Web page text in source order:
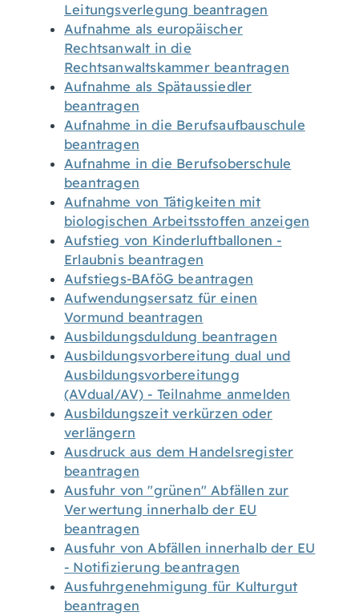
Leitungsverlegung beantragen
Aufnahme als europäischer
Rechtsanwalt in die
Rechtsanwaltskammer beantragen
Aufnahme als Spätaussiedler
beantragen
Aufnahme in die Berufsaufbauschule
beantragen
Aufnahme in die Berufsoberschule
beantragen
Aufnahme von Tätigkeiten mit
biologischen Arbeitsstoffen anzeigen
Aufstieg von Kinderluftballonen -
Erlaubnis beantragen
Aufstiegs-BAföG beantragen
Aufwendungsersatz für einen
Vormund beantragen
Ausbildungsduldung beantragen
Ausbildungsvorbereitung dual und
Ausbildungsvorbereitungg
(AVdual/AV) - Teilnahme anmelden
Ausbildungszeit verkürzen oder
verlängern
Ausdruck aus dem Handelsregister
beantragen
Ausfuhr von "grünen" Abfällen zur
Verwertung innerhalb der EU
beantragen
Ausfuhr von Abfällen innerhalb der EU
- Notifizierung beantragen
Ausfuhrgenehmigung für Kulturgut
beantragen